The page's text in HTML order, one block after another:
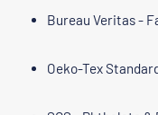
Bureau Veritas -
Oeko-Tex